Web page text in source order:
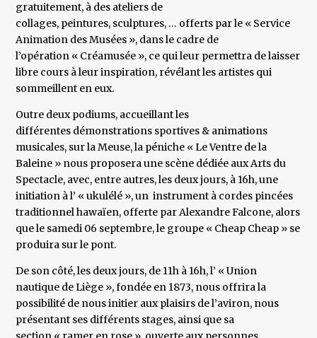
gratuitement, à des ateliers de
collages, peintures, sculptures, … offerts par le « Service
Animation des Musées », dans le cadre de
l’opération « Créamusée », ce qui leur permettra de laisser
libre cours à leur inspiration, révélant les artistes qui
sommeillent en eux.
Outre deux podiums, accueillant les
différentes démonstrations sportives & animations
musicales, sur la Meuse, la péniche « Le Ventre de la
Baleine » nous proposera une scène dédiée aux Arts du
Spectacle, avec, entre autres, les deux jours, à 16h, une
initiation à l’ « ukulélé », un instrument à cordes pincées
traditionnel hawaïen, offerte par Alexandre Falcone, alors
que le samedi 06 septembre, le groupe « Cheap Cheap » se
produira sur le pont.
De son côté, les deux jours, de 11h à 16h, l’ « Union
nautique de Liège », fondée en 1873, nous offrira la
possibilité de nous initier aux plaisirs de l’aviron, nous
présentant ses différents stages, ainsi que sa